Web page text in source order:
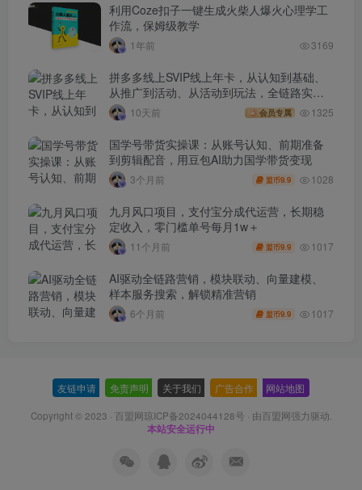
利用Coze扣子一键生成火柴人爆火心理学工
作流，保姆级教学
1年前 3169
拼多多线上SVIP线上年卡，从认知到基础、
从推广到活动、从活动到玩法，全链路实战
(260730)
10天前 会员专属 1325
国学号带货实操课：从账号认知、前期准备
到剪辑配音，用豆包AI助力国学带货变现
3个月前 盟币9.9 1028
九月风口项目，支付宝分成代运营，长期稳
定收入，零门槛单号每月1w＋
11个月前 盟币9.9 1017
AI驱动全链路营销，模块联动、向量建模、
样本服务搜索，解锁精准营销
6个月前 盟币9.9 1017
友链申请 免责声明 关于我们 广告合作 网站地图
Copyright © 2023 · 百盟网琼ICP备2024044128号 · 由百盟网强力驱动.
本站安全运行中